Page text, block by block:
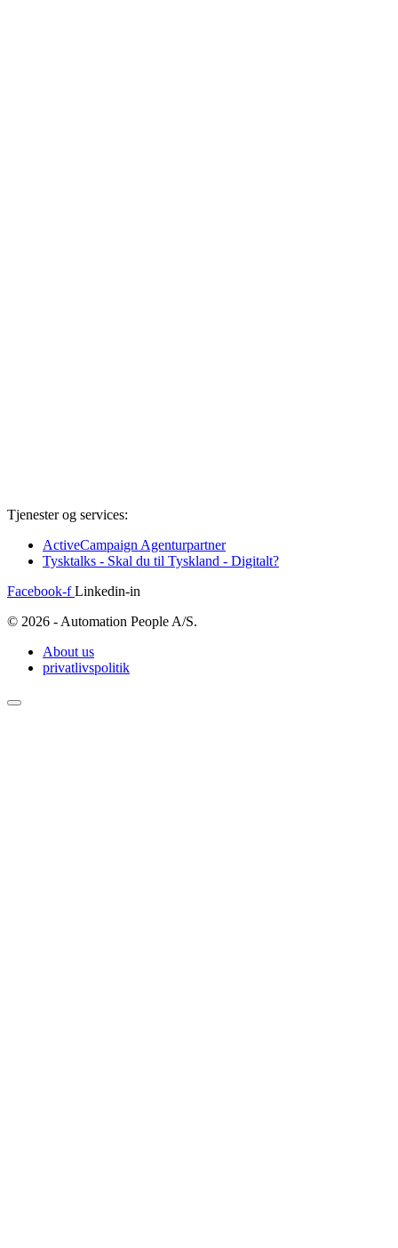
Tjenester og services:
ActiveCampaign Agenturpartner
Tysktalks - Skal du til Tyskland - Digitalt?
Facebook-f Linkedin-in
© 2026 - Automation People A/S.
About us
privatlivspolitik